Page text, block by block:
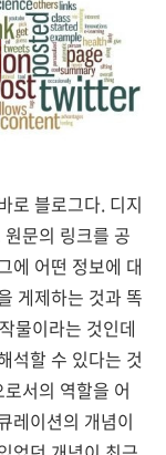
로 블로그다. 디지
문의 링크를 공
에 어떤 정보에 대
게제하는 것과 똑
물이라는 것인데
석할 수 있다는 것
서의 역할을 어
레이션의 개념이